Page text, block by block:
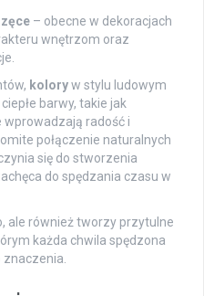
– obecne w dekoracjach
wnętrzom oraz
koloryw stylu ludowym
barwy, takie jak
wprowadzają radość i
połączenie naturalnych
się do stworzenia
do spędzania czasu w
ale również tworzy przytulne
każda chwila spędzona